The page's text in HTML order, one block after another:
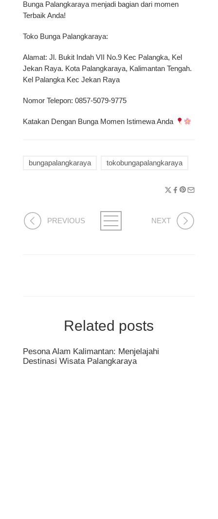
Bunga Palangkaraya menjadi bagian dari momen
Terbaik Anda!
Toko Bunga Palangkaraya:
Alamat: Jl. Bukit Indah VII No.9 Kec Palangka, Kel
Jekan Raya. Kota Palangkaraya, Kalimantan Tengah.
Kel Palangka Kec Jekan Raya
Nomor Telepon: 0857-5079-9775
Katakan Dengan Bunga Momen Istimewa Anda
bungapalangkaraya tokobungapalangkaraya
PREVIOUS NEXT
Related posts
Pesona Alam Kalimantan: Menjelajahi
Destinasi Wisata Palangkaraya